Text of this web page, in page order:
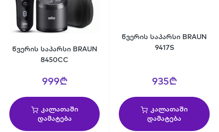
წვერის საპარსი BRAUN
8450CC
999₾
კალათაში
დამატება
წვერის საპარსი BRAUN
9417S
935₾
კალათაში
დამატება